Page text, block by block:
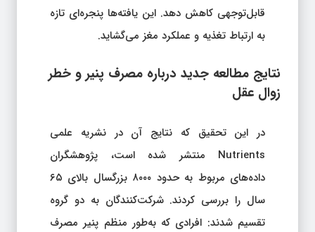
قابل‌توجهی کاهش دهد. این یافته‌ها پنجره‌ای تازه
به ارتباط تغذیه و عملکرد مغز می‌گشاید.
نتایج مطالعه جدید درباره مصرف پنیر و خطر
زوال عقل
در این تحقیق که نتایج آن در نشریه علمی
Nutrients منتشر شده است، پژوهشگران
داده‌های مربوط به حدود ۸۰۰۰ بزرگسال بالای ۶۵
سال را بررسی کردند. شرکت‌کنندگان به دو گروه
تقسیم شدند: افرادی که به‌طور منظم پنیر مصرف